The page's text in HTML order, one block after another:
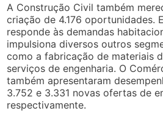
A Construção Civil também
criação de 4.176 oportunidades.
responde às demandas
impulsiona diversos outros
como a fabricação de materiais
serviços de engenharia. O
também apresentaram
3.752 e 3.331 novas ofertas de
respectivamente.